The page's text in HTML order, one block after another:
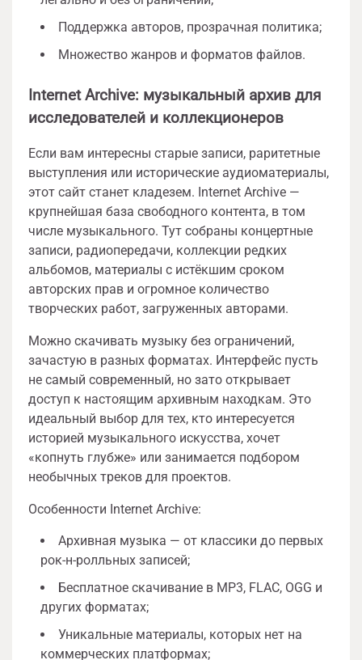
Поддержка авторов, прозрачная политика;
Множество жанров и форматов файлов.
Internet Archive: музыкальный архив для
исследователей и коллекционеров
Если вам интересны старые записи, раритетные
выступления или исторические аудиоматериалы,
этот сайт станет кладезем. Internet Archive —
крупнейшая база свободного контента, в том
числе музыкального. Тут собраны концертные
записи, радиопередачи, коллекции редких
альбомов, материалы с истёкшим сроком
авторских прав и огромное количество
творческих работ, загруженных авторами.
Можно скачивать музыку без ограничений,
зачастую в разных форматах. Интерфейс пусть
не самый современный, но зато открывает
доступ к настоящим архивным находкам. Это
идеальный выбор для тех, кто интересуется
историей музыкального искусства, хочет
«копнуть глубже» или занимается подбором
необычных треков для проектов.
Особенности Internet Archive:
Архивная музыка — от классики до первых
рок-н-ролльных записей;
Бесплатное скачивание в MP3, FLAC, OGG и
других форматах;
Уникальные материалы, которых нет на
коммерческих платформах;